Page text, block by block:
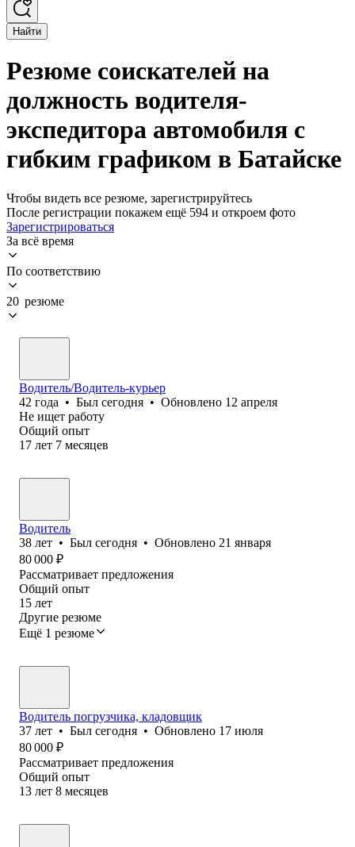
Найти
Резюме соискателей на
должность водителя-
экспедитора автомобиля с
гибким графиком в Батайске
Чтобы видеть все резюме, зарегистрируйтесь
После регистрации покажем ещё 594 и откроем фото
Зарегистрироваться
За всё время
По соответствию
20 резюме
Водитель/Водитель-курьер
42 года • Был сегодня • Обновлено 12 апреля
Не ищет работу
Общий опыт
17 лет 7 месяцев
Водитель
38 лет • Был сегодня • Обновлено 21 января
80 000 ₽
Рассматривает предложения
Общий опыт
15 лет
Другие резюме
Ещё 1 резюме
Водитель погрузчика, кладовщик
37 лет • Был сегодня • Обновлено 17 июля
80 000 ₽
Рассматривает предложения
Общий опыт
13 лет 8 месяцев